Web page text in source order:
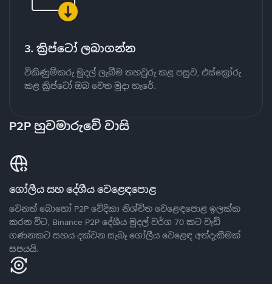
3. ක්‍රිප්ටෝ ලබාගන්න
විකිණුම්කරු මුදල් ලැබීම තහවුරු කළ පසුව, එස්ක්‍රෝරු
කළ ක්‍රිප්ටෝ ඔබ වෙත මුදා හැරේ.
P2P හුවමාරුවේ වාසි
ගෝලීය සහ දේශීය වෙළෙඳපොළ
වෙනත් බොහෝ P2P වේදිකා නිශ්චිත වෙළෙඳපොළ ඉලක්ක
කරන විට, Binance P2P දේශීය මුදල් වර්ග 70 කට වැඩි
ගණනකට සහය දක්වන සැබෑ ගෝලීය වෙළෙඳ අත්දැකීමක්
සපයයි.